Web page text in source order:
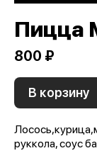
Пицца
800 ₽
В корзину
руккола, соус